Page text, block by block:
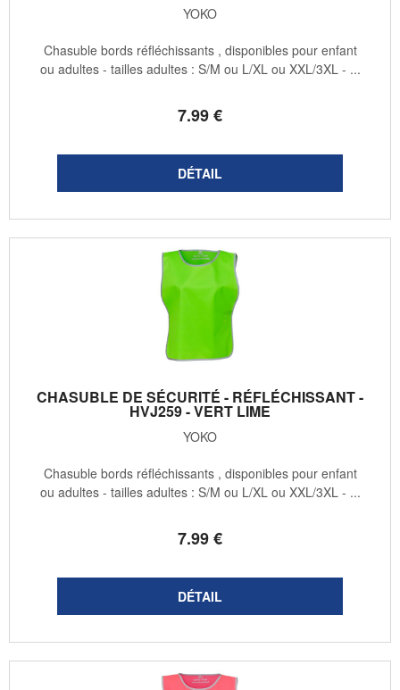
YOKO
7.99€
Chasuble bords réfléchissants , disponibles pour enfant
ou adultes - tailles adultes : S/M ou L/XL ou XXL/3XL - ...
CHASUBLE DE SÉCURITÉ - RÉFLÉCHISSANT -
HVJ259 - VERT LIME
YOKO
7.99€
Chasuble bords réfléchissants , disponibles pour enfant
ou adultes - tailles adultes : S/M ou L/XL ou XXL/3XL - ...